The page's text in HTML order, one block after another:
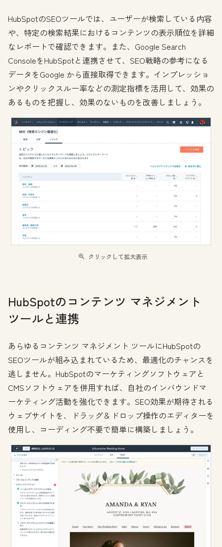
HubSpotのSEOツールでは、ユーザーが検索している内容
や、特定の検索結果におけるコンテンツの表示順位を詳細
なレポートで確認できます。また、Google Search
ConsoleをHubSpotと連携させて、SEO戦略の参考になる
データをGoogle から直接取得できます。インプレッショ
ンやクリックスルー率などの測定指標を活用して、効果の
あるものを把握し、効果のないものを改善しましょう。
クリックして拡大表示
HubSpotのコンテンツ マネジメント
ツールと連携
あらゆるコンテンツ マネジメント ツールにHubSpotの
SEOツールが組み込まれているため、最適化のチャンスを
逃しません。HubSpotのマーケティングソフトウェアと
CMSソフトウェアを併用すれば、自社のインバウンドマ
ーケティング活動を強化できます。SEO効果が期待される
ウェブサイトを、ドラッグ＆ドロップ操作のエディターを
使用し、コーディング不要で簡単に構築しましょう。